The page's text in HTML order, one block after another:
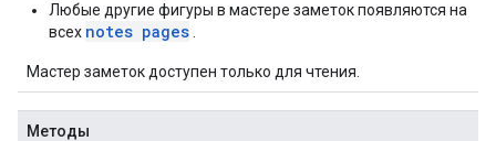
Любые другие фигуры в мастере заметок появляются на
всех notes pages
Мастер заметок доступен только для чтения.
Методы